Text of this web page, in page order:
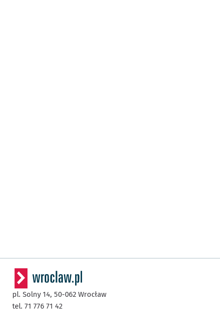
pl. Solny 14, 50-062 Wrocław
tel. 71 776 71 42